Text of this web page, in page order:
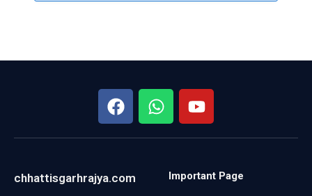
chhattisgarhrajya.com Important Page